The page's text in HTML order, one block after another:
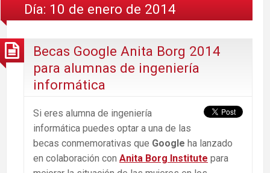
Día: 10 de enero de 2014
Becas Google Anita Borg 2014
para alumnas de ingeniería
informática
Si eres alumna de ingeniería
informática puedes optar a una de las
becas conmemorativas que Google ha lanzado
en colaboración con Anita Borg Institute para